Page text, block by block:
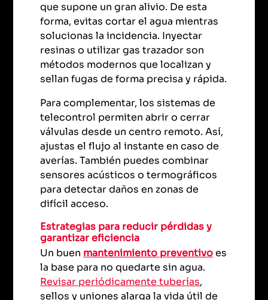
que supone un gran alivio. De esta
forma, evitas cortar el agua mientras
solucionas la incidencia. Inyectar
resinas o utilizar gas trazador son
métodos modernos que localizan y
sellan fugas de forma precisa y rápida.
Para complementar, los sistemas de
telecontrol permiten abrir o cerrar
válvulas desde un centro remoto. Así,
ajustas el flujo al instante en caso de
averías. También puedes combinar
sensores acústicos o termográficos
para detectar daños en zonas de
difícil acceso.
Estrategias para reducir pérdidas y
garantizar eficiencia
Un buen mantenimiento preventivoes
la base para no quedarte sin agua.
Revisar periódicamente tuberías,
sellos y uniones alarga la vida útil de